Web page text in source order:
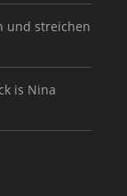
und streichen
is Nina